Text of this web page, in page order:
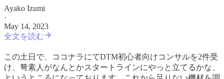
Ayako Izumi
·
May 14, 2023
全文を読む
この土日で、ココナラにてDTM初心者向けコンサルを2件受
け、弩素人がなんとかスタートラインにやっと立てるかな、